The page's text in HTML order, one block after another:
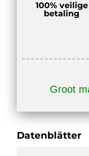
100% veilige
betaling
Groot
Datenblätter